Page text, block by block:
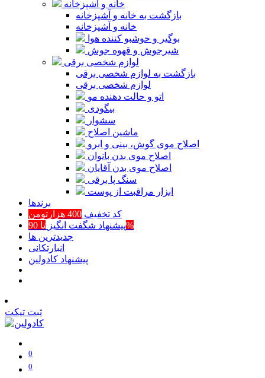
خانه و آشپزخانه
بازگشت به خانه و آشپزخانه
خانه و آشپزخانه
بوگیر و خوشبو کننده هوا
شیرجوش و قهوه جوش
لوازم شخصی برقی
بازگشت به لوازم شخصی برقی
لوازم شخصی برقی
اتو و حالت دهنده مو
بیگودی
سشوار
ماشین اصلاح
اصلاح موی گوش، بینی و ابرو
اصلاح موی بدن بانوان
اصلاح موی بدن آقایان
سنگ پا برقی
ابزار مراقبت از پوست
برند‌ها
کد تخفیف 400 هزارتومن
پیشنهاد شگفت انگیزتا 90%
جدیدترین ها
انبارتکانی
پیشنهاد کادولین
ثبت تیکت
0
0